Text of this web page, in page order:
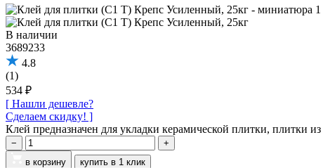
В наличии
3689233
4.8
(1)
534 ₽
[ Нашли дешевле?
Сделаем скидку! ]
Клей предназначен для укладки керамической плитки, плитки
−
+
в корзину
купить в 1 клик